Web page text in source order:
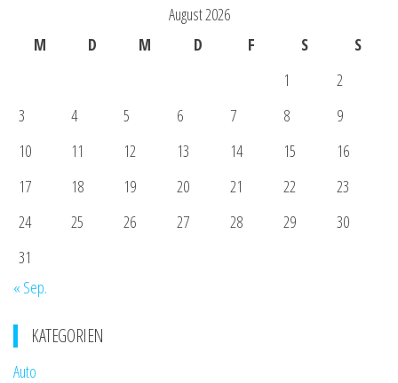
August 2026
M
D M D F S
S
1
2
3
4 5 6 7 8
9
10
11 12 13 14 15
16
17
18 19 20 21 22
23
24
25 26 27 28 29
30
31
« Sep.
KATEGORIEN
Auto